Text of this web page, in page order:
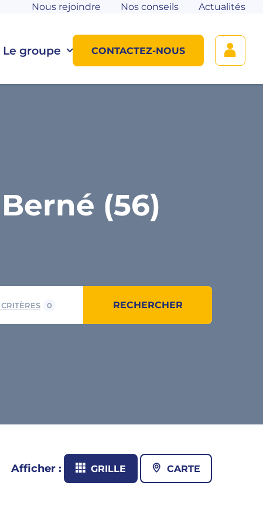
Le groupe
Nous rejoindre Nos conseils Actualités
CONTACTEZ-NOUS
(56)
0 RECHERCHER
Afficher : GRILLE CARTE